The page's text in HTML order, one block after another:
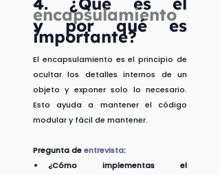
encapsulamiento
y por qué es
importante?
El encapsulamiento es el principio de
ocultar los detalles internos de un
objeto y exponer solo lo necesario.
Esto ayuda a mantener el código
modular y fácil de mantener.
Pregunta de entrevista:
¿Cómo implementas el